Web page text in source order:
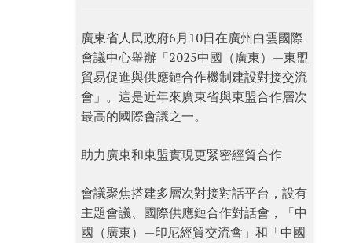
廣東省人民政府6月10日在廣州白雲國際
會議中心舉辦「2025中國（廣東）—東盟
貿易促進與供應鏈合作機制建設對接交流
會」。這是近年來廣東省與東盟合作層次
最高的國際會議之一。
助力廣東和東盟實現更緊密經貿合作
會議聚焦搭建多層次對接對話平台，設有
主題會議、國際供應鏈合作對話會，「中
國（廣東）—印尼經貿交流會」和「中國